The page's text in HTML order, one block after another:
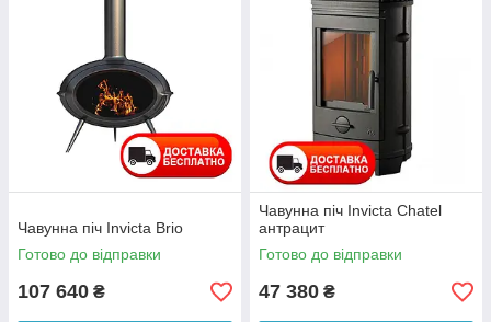
місткий попільник, який легко чистити;
система «чисте скло» дає можливість спостерігати за
живим полум'ям;
ручний регулятор подавання повітря дає змогу
заощаджувати паливо.
Чавунна піч Invicta Brio
Готово до відправки
107 640 ₴
Чавунна піч Invicta Chatel
антрацит
Готово до відправки
47 380 ₴